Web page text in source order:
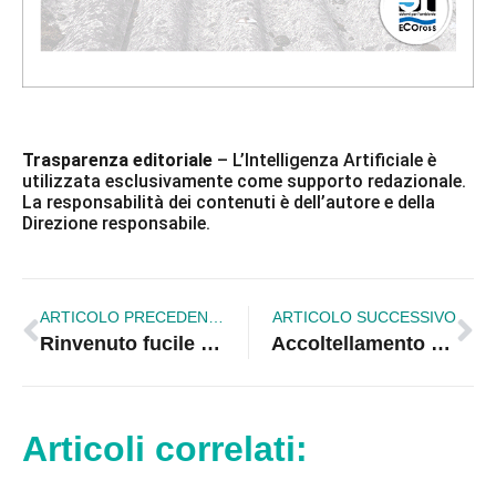
Trasparenza editoriale – L’Intelligenza Artificiale è
utilizzata esclusivamente come supporto redazionale.
La responsabilità dei contenuti è dell’autore e della
Direzione responsabile.
Rinvenuto fucile d’assalto, modello Kalashnikov, nel centro abitato
ARTICOLO SUCCESSIVO
Accoltellamento a Mandatoriccio, giovane in gravi condizioni
Articoli correlati: